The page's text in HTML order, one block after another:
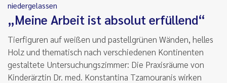
niedergelassen
„Meine Arbeit ist absolut erfüllend“
Tierfiguren auf weißen und pastellgrünen Wänden, helles
Holz und thematisch nach verschiedenen Kontinenten
gestaltete Untersuchungszimmer: Die Praxisräume von
Kinderärztin Dr. med. Konstantina Tzamouranis wirken